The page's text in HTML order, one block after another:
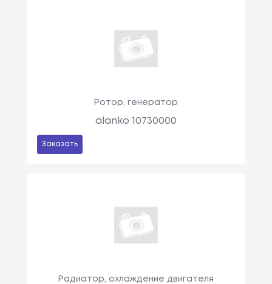
Ротор, генератор
alanko 10730000
Заказать
Радиатор, охлаждение двигателя